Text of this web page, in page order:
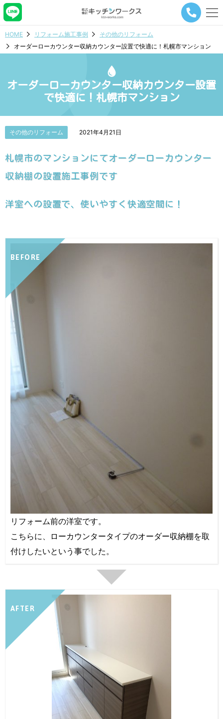
メ
ナ
ー
シ
ボ
HOME リフォーム施工事例
その他のリフォーム
オーダーローカウンター収納カウンター設置で快適に！札幌市マンション
オーダーローカウンター収納カウンター設置
で快適に！札幌市マンション
その他のリフォーム 2021年4月21日
札幌市のマンションにてオーダーローカウンター
収納棚の設置施工事例です
洋室への設置で、使いやすく快適空間に！
BEFORE
リフォーム前の洋室です。
こちらに、ローカウンタータイプのオーダー収納棚を取
付けしたいという事でした。
AFTER